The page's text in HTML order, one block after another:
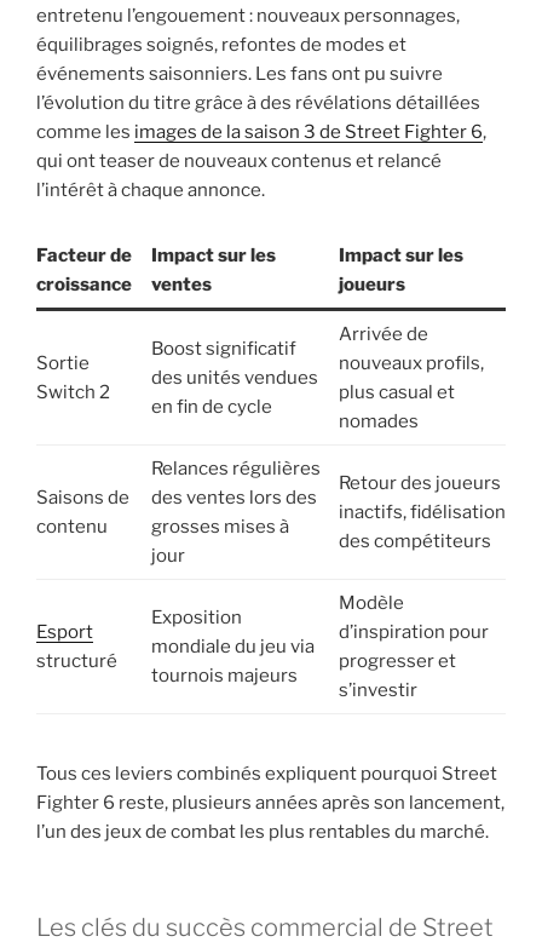
entretenu l’engouement : nouveaux personnages,
équilibrages soignés, refontes de modes et
événements saisonniers. Les fans ont pu suivre
l’évolution du titre grâce à des révélations détaillées
comme les images de la saison 3 de Street Fighter 6,
qui ont teaser de nouveaux contenus et relancé
l’intérêt à chaque annonce.
Facteur de
croissance
Impact sur les
ventes
Impact sur les
joueurs
Sortie
Switch 2
Boost significatif
des unités vendues
en fin de cycle
Arrivée de
nouveaux profils,
plus casual et
nomades
Saisons de
contenu
Relances régulières
des ventes lors des
grosses mises à
jour
Retour des joueurs
inactifs, fidélisation
des compétiteurs
Esport
structuré
Exposition
mondiale du jeu via
tournois majeurs
Modèle
d’inspiration pour
progresser et
s’investir
Tous ces leviers combinés expliquent pourquoi Street
Fighter 6 reste, plusieurs années après son lancement,
l’un des jeux de combat les plus rentables du marché.
Les clés du succès commercial de Street